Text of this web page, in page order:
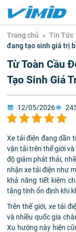
Trang chủ » Tin Tức
đang tạo sinh giá trị
Từ Toàn Cầu
Tạo Sinh Giá
12/05/2026
Xe tải điện đang dần
vận tải trên thế giới
độ giảm phát thải,
nhận xe tải điện như
khả năng tiết kiệm
tăng tính ổn định khi
Trên thế giới, xe tải
và nhiều quốc gia
Xu hướng này hiện